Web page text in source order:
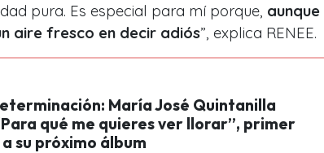
pura. Es especial para mí porque, aunque
aire fresco en decir adiós”, explica RENEE.
María José Quintanilla
qué me quieres ver llorar”, primer
su próximo álbum